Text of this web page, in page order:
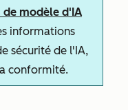
de modèle d'IA
informations
sécurité de l'IA,
conformité.